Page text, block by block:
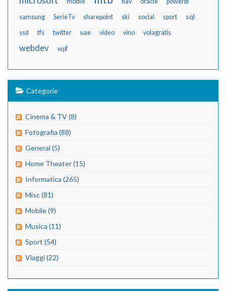
samsung SerieTv sharepoint ski social sport sql
ssd tfs twitter uae video vino volagratis
webdev wpf
Categorie
Cinema & TV (8)
Fotografia (88)
General (5)
Home Theater (15)
Informatica (265)
Misc (81)
Mobile (9)
Musica (11)
Sport (54)
Viaggi (22)